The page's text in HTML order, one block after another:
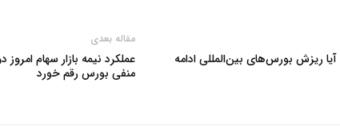
ریزش بورس‌های بین‌المللی ادامه
مقاله بعدی
منفی بورس رقم خورد